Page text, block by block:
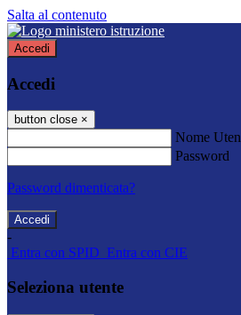
Salta al contenuto
Accedi
Accedi
button close ×
Nome
Password
Password dimenticata?
-
Entra con SPID Entra con CIE
Seleziona utente